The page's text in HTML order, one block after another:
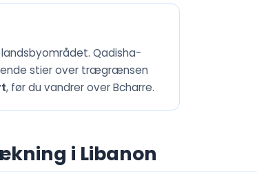
Qadisha-
stier over trægrænsen
, før du vandrer over Bcharre.
i Libanon